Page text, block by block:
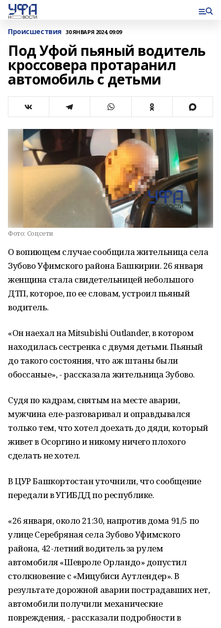
Происшествия 30 ЯНВАРЯ 2024, 09:09
Под Уфой пьяный водитель
кроссовера протаранил
автомобиль с детьми
Фото: Соцсети
О вопиющем случае сообщила жительница села
Зубово Уфимского района Башкирии. 26 января
женщина стала свидетельницей небольшого
ДТП, которое, по ее словам, устроил пьяный
водитель.
«Он наехал на Mitsubishi Outlander, в котором
находилась сестренка с двумя детьми. Пьяный
до такого состояния, что аж штаны были
обоссаные», - рассказала жительница Зубово.
Судя по кадрам, снятым на месте аварии,
мужчина еле-разговаривал и оправдывался
только тем, что хотел доехать до дяди, который
живет в Осоргино и никому ничего плохого
сделать не хотел.
В ЦУР Башкортостан уточнили, что сообщение
передали в УГИБДД по республике.
«26 января, около 21:30, напротив дома 91/5 по
улице Серебряная села Зубово Уфимского
района, 42-летний водитель за рулем
автомобиля «Шевроле Орландо» допустил
столкновение с «Мицубиси Аутлендер». В
результате дорожной аварии пострадавших нет,
автомобили получили механические
повреждения, - рассказали подробности в